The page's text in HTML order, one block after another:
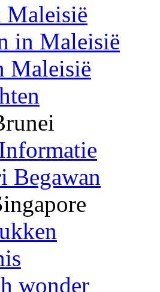
Maleisië
in Maleisië
Maleisië
Begawan
wonder